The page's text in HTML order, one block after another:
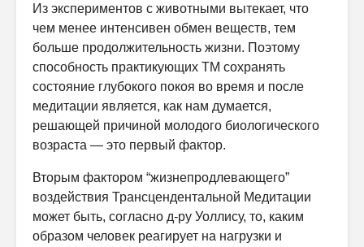
Из экспериментов с животными вытекает, что
чем менее интенсивен обмен веществ, тем
больше продолжительность жизни. Поэтому
способность практикующих ТМ сохранять
состояние глубокого покоя во время и после
медитации является, как нам думается,
решающей причиной молодого биологического
возраста — это первый фактор.
Вторым фактором “жизнепродлевающего”
воздействия Трансцендентальной Медитации
может быть, согласно д-ру Уоллису, то, каким
образом человек реагирует на нагрузки и